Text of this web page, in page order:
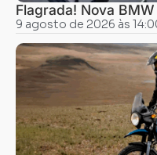
Flagrada! Nova
9 agosto de 2026 às